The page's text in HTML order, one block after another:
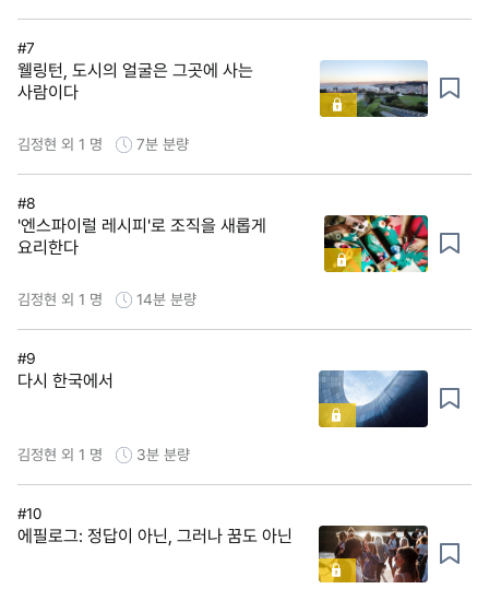
#7
웰링턴, 도시의 얼굴은 그곳에 사는
사람이다
김정현 외 1 명 7분 분량
#8
'엔스파이럴 레시피'로 조직을 새롭게
요리한다
김정현 외 1 명 14분 분량
#9
다시 한국에서
김정현 외 1 명 3분 분량
#10
에필로그: 정답이 아닌, 그러나 꿈도 아닌